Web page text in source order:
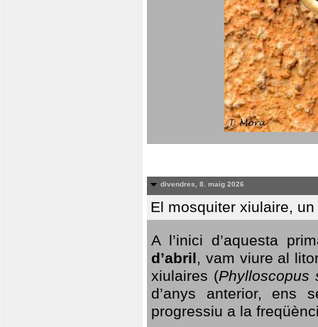
divendres, 8. maig 2026
El mosquiter xiulaire,
A l’inici d’aquesta
d’abril, vam viure al
xiulaires (Phylloscopus
d’anys anterior, ens
progressiu a la